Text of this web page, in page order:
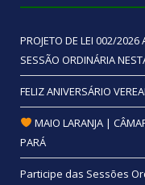
PROJETO DE LEI 002/
SESSÃO ORDINÁRIA
FELIZ ANIVERSÁRIO
MAIO LARANJA |
PARÁ
Participe das Sessões